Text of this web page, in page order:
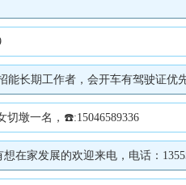
长期工作者，会开车有驾驶证优
切墩一名，☎️:15046589336
在家发展的欢迎来电，电话：